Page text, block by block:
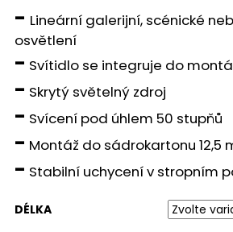
- Lineární galerijní, scénické
osvětlení
- Svítidlo se integruje do
- Skrytý světelný zdroj
- Svícení pod úhlem 50 stupňů
- Montáž do sádrokartonu 12,5
- Stabilní uchycení v stropním
DÉLKA